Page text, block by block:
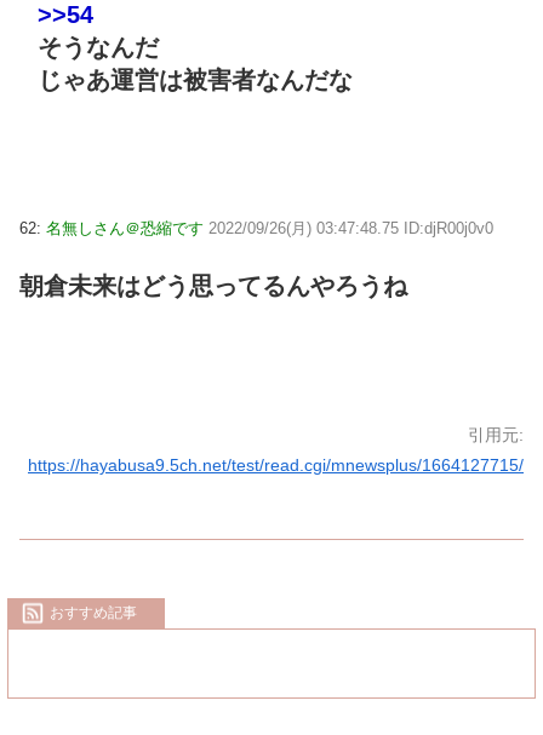
>>54
そうなんだ
じゃあ運営は被害者なんだな
62: 名無しさん＠恐縮です 2022/09/26(月) 03:47:48.75 ID:djR00j0v0
朝倉未来はどう思ってるんやろうね
引用元:
https://hayabusa9.5ch.net/test/read.cgi/mnewsplus/1664127715/
おすすめ記事